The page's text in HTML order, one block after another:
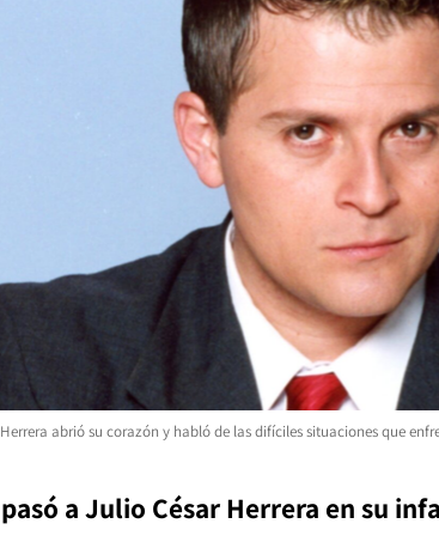
abrió su corazón y habló de las difíciles situaciones que
a Julio César Herrera en su